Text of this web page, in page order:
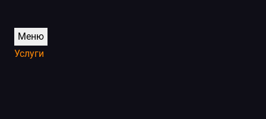
Меню
Услуги